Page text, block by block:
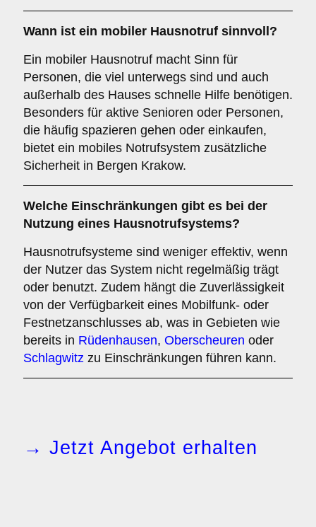
Wann ist ein mobiler Hausnotruf sinnvoll?
Ein mobiler Hausnotruf macht Sinn für
Personen, die viel unterwegs sind und auch
außerhalb des Hauses schnelle Hilfe benötigen.
Besonders für aktive Senioren oder Personen,
die häufig spazieren gehen oder einkaufen,
bietet ein mobiles Notrufsystem zusätzliche
Sicherheit in Bergen Krakow.
Welche Einschränkungen gibt es bei der
Nutzung eines Hausnotrufsystems?
Hausnotrufsysteme sind weniger effektiv, wenn
der Nutzer das System nicht regelmäßig trägt
oder benutzt. Zudem hängt die Zuverlässigkeit
von der Verfügbarkeit eines Mobilfunk- oder
Festnetzanschlusses ab, was in Gebieten wie
bereits in Rüdenhausen, Oberscheuren oder
Schlagwitz zu Einschränkungen führen kann.
→ Jetzt Angebot erhalten